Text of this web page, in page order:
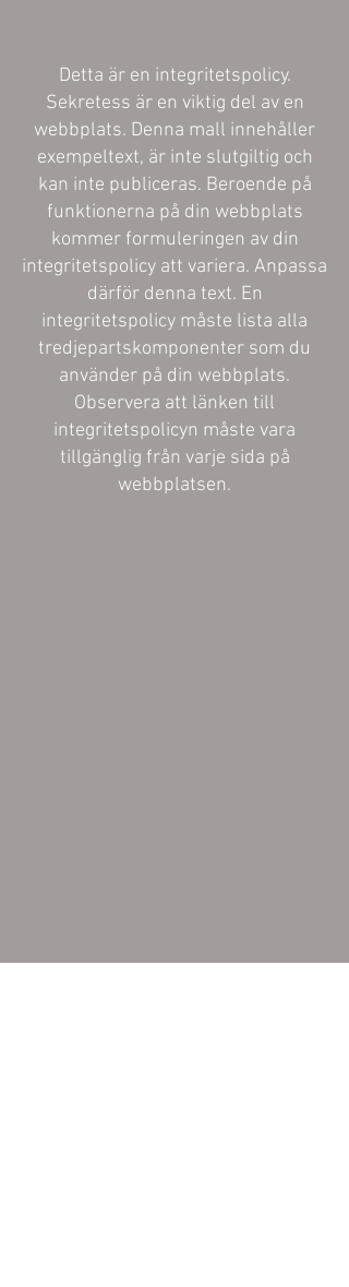
Detta är en integritetspolicy.
Sekretess är en viktig del av en
webbplats. Denna mall innehåller
exempeltext, är inte slutgiltig och
kan inte publiceras. Beroende på
funktionerna på din webbplats
kommer formuleringen av din
integritetspolicy att variera. Anpassa
därför denna text. En
integritetspolicy måste lista alla
tredjepartskomponenter som du
använder på din webbplats.
Observera att länken till
integritetspolicyn måste vara
tillgänglig från varje sida på
webbplatsen.